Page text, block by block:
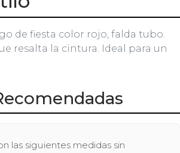
de fiesta color rojo, falda tubo.
resalta la cintura. Ideal para un
las siguientes medidas sin